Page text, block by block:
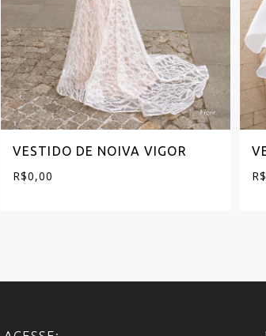
VESTIDO DE NOIVA VIGOR
R$0,00